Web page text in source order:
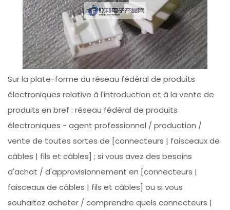
Sur la plate-forme du réseau fédéral de produits
électroniques relative à l'introduction et à la vente de
produits en bref : réseau fédéral de produits
électroniques - agent professionnel / production /
vente de toutes sortes de [connecteurs | faisceaux de
câbles | fils et câbles] ; si vous avez des besoins
d'achat / d'approvisionnement en [connecteurs |
faisceaux de câbles | fils et câbles] ou si vous
souhaitez acheter / comprendre quels connecteurs |